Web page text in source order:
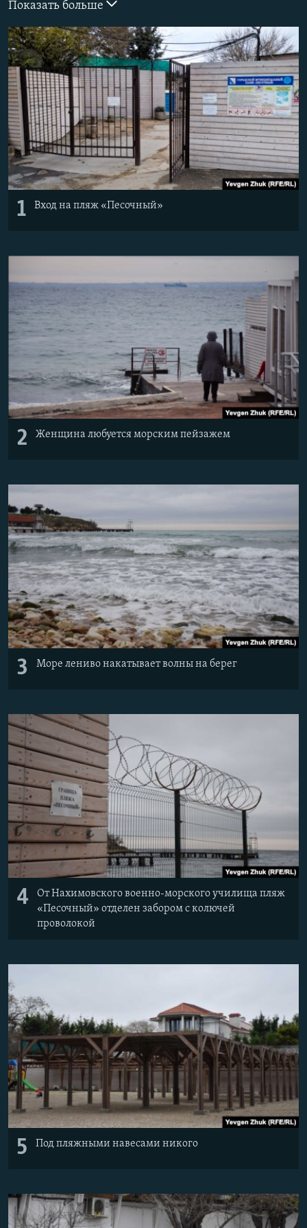
КРЫМ.НЕПОКОРЕННЫЙ
ELIFBE
УКРАИНСКАЯ ПРОБЛЕМА КРЫМА
ПРИСОЕДИНЯЙТЕСЬ!
Все сайты RFE/RL
Показать больше
1 Вход на пляж «Песочный»
2 Женщина любуется морским пейзажем
3 Море лениво накатывает волны на берег
4
От Нахимовского военно-морского училища пляж
«Песочный» отделен забором с колючей
проволокой
5 Под пляжными навесами никого